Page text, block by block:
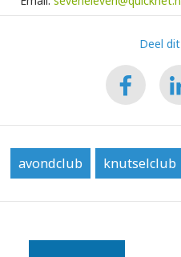
Deel
avondclub knutselclub